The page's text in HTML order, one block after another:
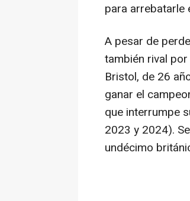
para arrebatarle
A pesar de
también rival
Bristol, de 26
ganar el
que interrumpe
2023 y 2024).
undécimo